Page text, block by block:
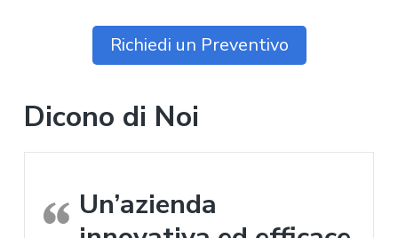
Richiedi un Preventivo
Dicono di Noi
Un’azienda